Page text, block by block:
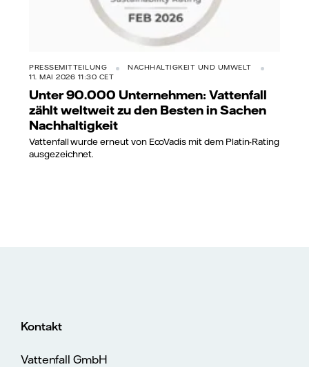
PRESSEMITTEILUNG
NACHHALTIGKEIT UND UMWELT
11. MAI 2026 11:30 CET
Unter 90.000 Unternehmen: Vattenfall
zählt weltweit zu den Besten in Sachen
Nachhaltigkeit
Vattenfall wurde erneut von EcoVadis mit dem Platin-Rating
ausgezeichnet.
Kontakt
Vattenfall GmbH